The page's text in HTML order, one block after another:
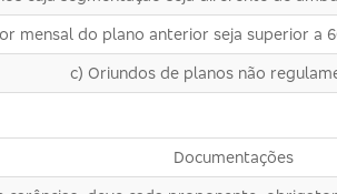
mensal do plano anterior seja superior a
c) Oriundos de planos não
Documentações